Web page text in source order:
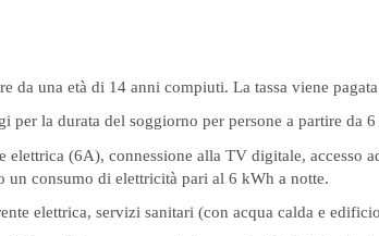
da una età di 14 anni compiuti. La tassa viene
per la durata del soggiorno per persone a partire da
(6A), connessione alla TV digitale, accesso
un consumo di elettricità pari al 6 kWh a notte.
elettrica, servizi sanitari (con acqua calda e